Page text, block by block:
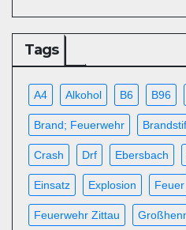
Tags
A4 Alkohol B6 B96
Brand; Feuerwehr
Crash Drf Ebersbach
Einsatz Explosion Feuer
Feuerwehr Zittau